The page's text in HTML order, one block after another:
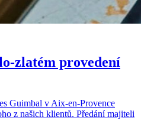
zlatém provedení
Guimbal v Aix-en-Provence
z našich klientů. Předání majiteli